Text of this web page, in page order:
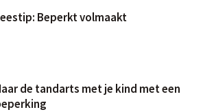
Beperkt volmaakt
de tandarts met je kind met een